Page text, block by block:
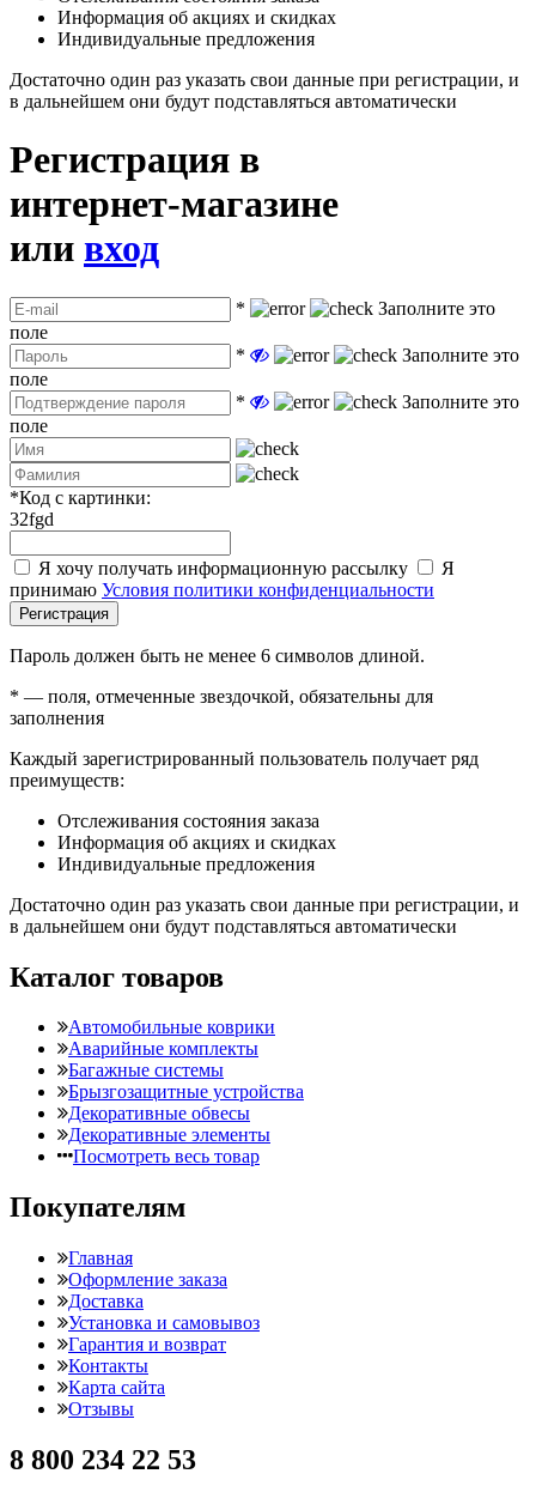
Информация об акциях и скидках
Индивидуальные предложения
Достаточно один раз указать свои данные при регистрации, и
в дальнейшем они будут подставляться автоматически
Регистрация в
интернет-магазине
или вход
*
Заполните это
поле
*
Заполните это
поле
*
Заполните это
поле
*Код с картинки:
32fgd
Я хочу получать информационную рассылку
Я
принимаю Условия политики конфиденциальности
Регистрация
Пароль должен быть не менее 6 символов длиной.
* — поля, отмеченные звездочкой, обязательны для
заполнения
Каждый зарегистрированный пользователь получает ряд
преимуществ:
Отслеживания состояния заказа
Информация об акциях и скидках
Индивидуальные предложения
Достаточно один раз указать свои данные при регистрации, и
в дальнейшем они будут подставляться автоматически
Каталог товаров
Автомобильные коврики
Аварийные комплекты
Багажные системы
Брызгозащитные устройства
Декоративные обвесы
Декоративные элементы
Посмотреть весь товар
Покупателям
Главная
Оформление заказа
Доставка
Установка и самовывоз
Гарантия и возврат
Контакты
Карта сайта
Отзывы
8 800 234 22 53